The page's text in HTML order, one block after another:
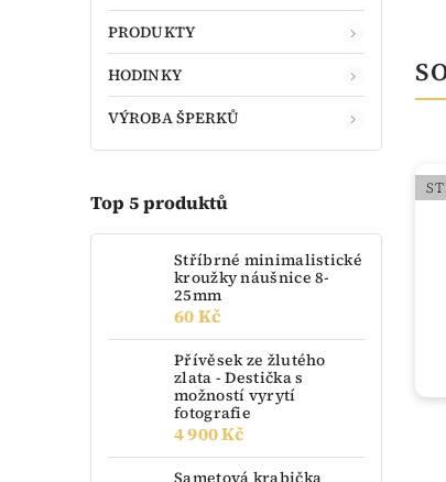
PRODUKTY
HODINKY
VÝROBA ŠPERKŮ
Top 5 produktů
Stříbrné minimalistické
kroužky náušnice 8-
25mm
60 Kč
Přívěsek ze žlutého
zlata - Destička s
možností vyrytí
fotografie
4 900 Kč
Sametová krabička